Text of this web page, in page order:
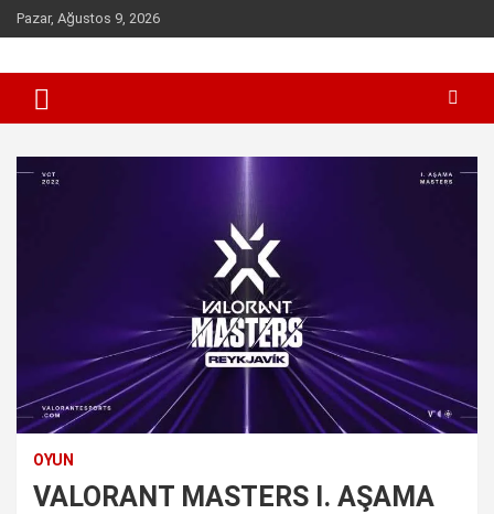
Skip
to
Pazar, Ağustos 9, 2026
incelet.com
OYUN
VALORANT MASTERS I. AŞAMA